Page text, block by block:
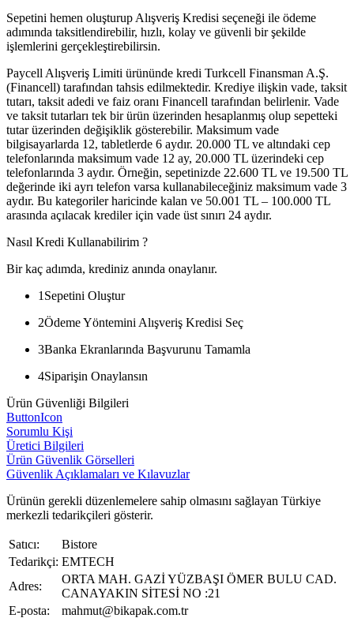
Sepetini hemen oluşturup Alışveriş Kredisi seçeneği ile ödeme
adımında taksitlendirebilir, hızlı, kolay ve güvenli bir şekilde
işlemlerini gerçekleştirebilirsin.
Paycell Alışveriş Limiti ürününde kredi Turkcell Finansman A.Ş.
(Financell) tarafından tahsis edilmektedir. Krediye ilişkin vade, taksit
tutarı, taksit adedi ve faiz oranı Financell tarafından belirlenir. Vade
ve taksit tutarları tek bir ürün üzerinden hesaplanmış olup sepetteki
tutar üzerinden değişiklik gösterebilir. Maksimum vade
bilgisayarlarda 12, tabletlerde 6 aydır. 20.000 TL ve altındaki cep
telefonlarında maksimum vade 12 ay, 20.000 TL üzerindeki cep
telefonlarında 3 aydır. Örneğin, sepetinizde 22.600 TL ve 19.500 TL
değerinde iki ayrı telefon varsa kullanabileceğiniz maksimum vade 3
aydır. Bu kategoriler haricinde kalan ve 50.001 TL – 100.000 TL
arasında açılacak krediler için vade üst sınırı 24 aydır.
Nasıl Kredi Kullanabilirim ?
Bir kaç adımda, krediniz anında onaylanır.
1 Sepetini Oluştur
2Ödeme Yöntemini Alışveriş Kredisi Seç
3Banka Ekranlarında Başvurunu Tamamla
4Siparişin Onaylansın
Ürün Güvenliği Bilgileri
ButtonIcon
Sorumlu Kişi
Üretici Bilgileri
Ürün Güvenlik Görselleri
Güvenlik Açıklamaları ve Kılavuzlar
Ürünün gerekli düzenlemelere sahip olmasını sağlayan Türkiye
merkezli tedarikçileri gösterir.
Satıcı:
Bistore
Tedarikçi: EMTECH
Adres:
ORTA MAH. GAZİ YÜZBAŞI ÖMER BULU CAD.
CANAYAKIN SİTESİ NO :21
E-posta:
mahmut@bikapak.com.tr